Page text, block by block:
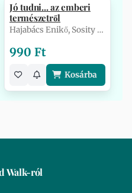
Jó tudni... az emberi
természetről
Hajabács Enikő, Sosity Beáta
990 Ft
Kosárba
Walk-ról